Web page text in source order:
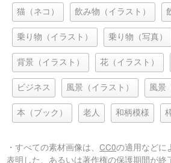
猫（ネコ） 飲み物（イラスト）
乗り物（イラスト） 乗り物（写真）
背景（イラスト） 花（イラスト）
ビジネス 風景（イラスト） 風景
本（ブック） 老人 和柄模様
・すべての素材画像は、CC0の適用などに
表明した、あるいは著作権の保護期間が終